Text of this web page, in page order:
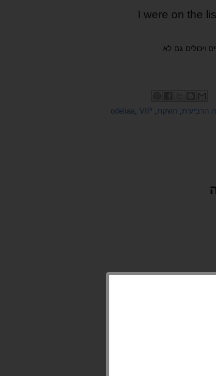
I were on the
ויכולים גם לא
הרביעית השקת odeliaa VIP